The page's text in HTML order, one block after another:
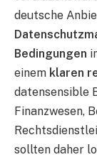
deutsche
Bedingungen
einem klaren
datensensible
Finanzwesen,
sollten daher